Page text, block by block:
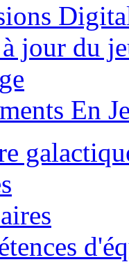
jour du
En